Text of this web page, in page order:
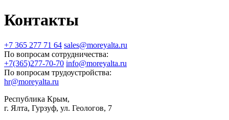
Контакты
+7 365 277 71 64 sales@moreyalta.ru
По вопросам сотрудничества:
+7(365)277-70-70 info@moreyalta.ru
По вопросам трудоустройства:
hr@moreyalta.ru
Республика Крым,
г. Ялта, Гурзуф, ул. Геологов, 7